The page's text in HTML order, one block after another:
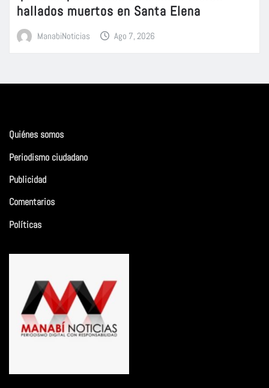
hallados muertos en Santa Elena
ManabiNoticias Ago 7, 2026
Quiénes somos
Periodismo ciudadano
Publicidad
Comentarios
Políticas